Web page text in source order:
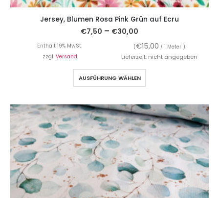
Jersey, Blumen Rosa Pink Grün auf Ecru
€7,50 – €30,00
Enthält 19% MwSt. (€15,00 / 1 Meter )
zzgl. Versand Lieferzeit: nicht angegeben
AUSFÜHRUNG WÄHLEN